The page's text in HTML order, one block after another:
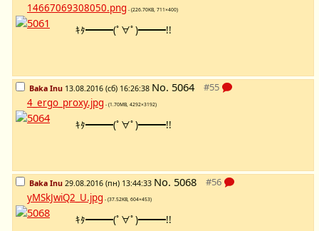
14667069308050.png - (226.70KB, 711×400)
ｷﾀ━━━(ﾟ∀ﾟ)━━━!!
Baka Inu 13.08.2016 (сб) 16:26:38 No. 5064
4_ergo_proxy.jpg - (1.70MB, 4292×3192)
ｷﾀ━━━(ﾟ∀ﾟ)━━━!!
Baka Inu 29.08.2016 (пн) 13:44:33 No. 5068
yMSkJwiQ2_U.jpg - (37.52KB, 604×453)
ｷﾀ━━━(ﾟ∀ﾟ)━━━!!